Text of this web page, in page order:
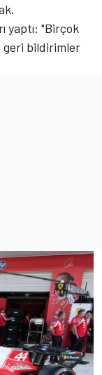
yaptı: "Birçok
bildirimler